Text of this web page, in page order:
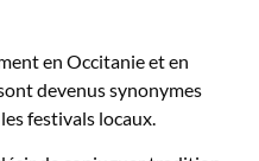
en Occitanie et en
devenus synonymes
festivals locaux.